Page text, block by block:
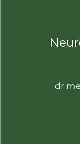
dr